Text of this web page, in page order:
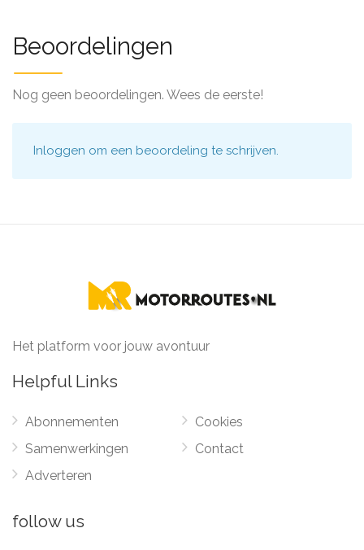
Beoordelingen
Nog geen beoordelingen. Wees de eerste!
Inloggen om een beoordeling te schrijven.
Het platform voor jouw avontuur
Helpful Links
Abonnementen
Samenwerkingen
Adverteren
Cookies
Contact
follow us